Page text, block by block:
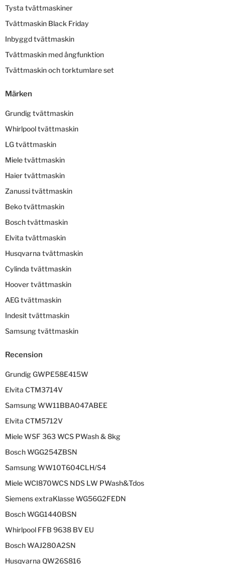
Tysta tvättmaskiner
Tvättmaskin Black Friday
Inbyggd tvättmaskin
Tvättmaskin med ångfunktion
Tvättmaskin och torktumlare set
Märken
Grundig tvättmaskin
Whirlpool tvättmaskin
LG tvättmaskin
Miele tvättmaskin
Haier tvättmaskin
Zanussi tvättmaskin
Beko tvättmaskin
Bosch tvättmaskin
Elvita tvättmaskin
Husqvarna tvättmaskin
Cylinda tvättmaskin
Hoover tvättmaskin
AEG tvättmaskin
Indesit tvättmaskin
Samsung tvättmaskin
Recension
Grundig GWPE58E415W
Elvita CTM3714V
Samsung WW11BBA047ABEE
Elvita CTM5712V
Miele WSF 363 WCS PWash & 8kg
Bosch WGG254ZBSN
Samsung WW10T604CLH/S4
Miele WCI870WCS NDS LW PWash&Tdos
Siemens extraKlasse WG56G2FEDN
Bosch WGG1440BSN
Whirlpool FFB 9638 BV EU
Bosch WAJ280A2SN
Husqvarna QW26S816